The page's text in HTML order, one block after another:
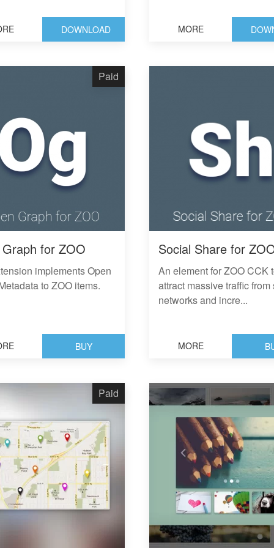
DOWNLOAD MORE
Paid
for ZOO
implements Open
to ZOO items.
BUY
Social Share for
An element for ZOO CCK
attract massive traffic
networks and incre...
MORE
Paid